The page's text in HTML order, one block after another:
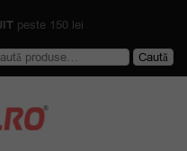
peste 150 lei
Caută